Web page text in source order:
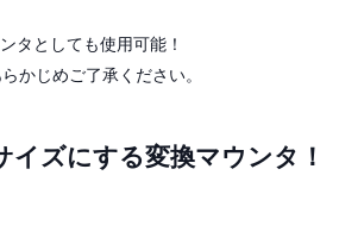
タとしても使用可能！
かじめご了承ください。
ズにする変換マウンタ！